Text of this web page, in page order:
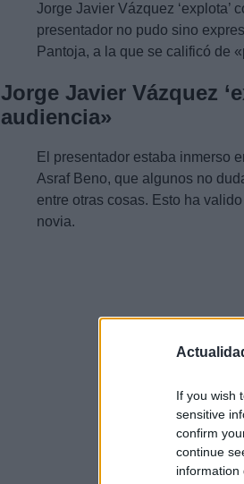
If you wish
sensitive
confirm
continue
information
Jorge Javier Vázquez ‘explota’
presentador no pudo sino
Pantoja, a la que se calificó de
Jorge Javier Vázquez
audiencia»
El presentador estaba inmerso
Asraf Beno, que algunos no
entre otras cosas. Esto ha
novia.